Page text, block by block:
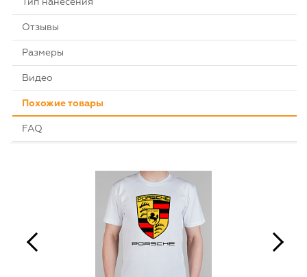
Отзывы
Размеры
Видео
Похожие товары
FAQ